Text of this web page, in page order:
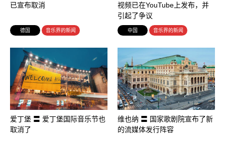
已宣布取消
德国 音乐界的新闻
视频已在YouTube上发布，并
引起了争议
中国 音乐界的新闻
爱丁堡 〓 爱丁堡国际音乐节也
取消了
维也纳 〓 国家歌剧院宣布了新
的流媒体发行阵容